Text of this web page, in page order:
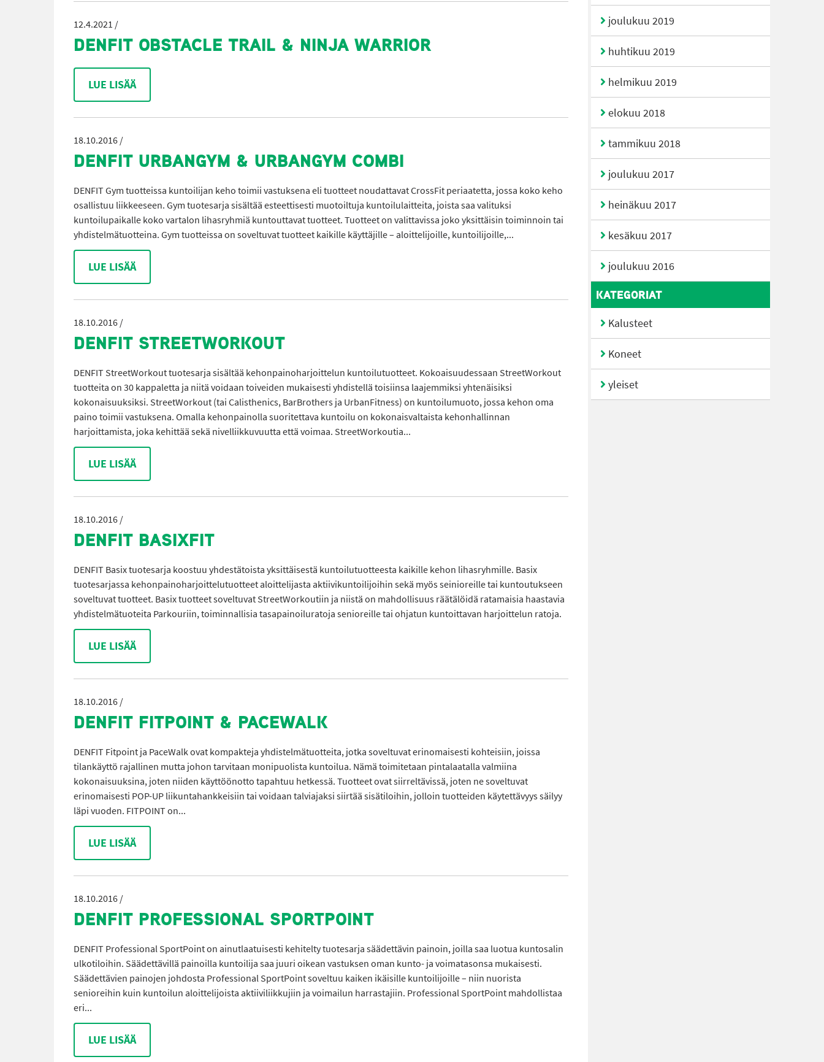
12.4.2021 /
DENFIT OBSTACLE TRAIL & NINJA WARRIOR
LUE LISÄÄ
18.10.2016 /
DENFIT URBANGYM & URBANGYM COMBI
DENFIT Gym tuotteissa kuntoilijan keho toimii vastuksena eli tuotteet noudattavat CrossFit periaatetta, jossa koko keho
osallistuu liikkeeseen. Gym tuotesarja sisältää esteettisesti muotoiltuja kuntoilulaitteita, joista saa valituksi
kuntoilupaikalle koko vartalon lihasryhmiä kuntouttavat tuotteet. Tuotteet on valittavissa joko yksittäisin toiminnoin tai
yhdistelmätuotteina. Gym tuotteissa on soveltuvat tuotteet kaikille käyttäjille – aloittelijoille, kuntoilijoille,...
LUE LISÄÄ
18.10.2016 /
DENFIT STREETWORKOUT
DENFIT StreetWorkout tuotesarja sisältää kehonpainoharjoittelun kuntoilutuotteet. Kokoaisuudessaan StreetWorkout
tuotteita on 30 kappaletta ja niitä voidaan toiveiden mukaisesti yhdistellä toisiinsa laajemmiksi yhtenäisiksi
kokonaisuuksiksi. StreetWorkout (tai Calisthenics, BarBrothers ja UrbanFitness) on kuntoilumuoto, jossa kehon oma
paino toimii vastuksena. Omalla kehonpainolla suoritettava kuntoilu on kokonaisvaltaista kehonhallinnan
harjoittamista, joka kehittää sekä nivelliikkuvuutta että voimaa. StreetWorkoutia...
LUE LISÄÄ
18.10.2016 /
DENFIT BASIXFIT
DENFIT Basix tuotesarja koostuu yhdestätoista yksittäisestä kuntoilutuotteesta kaikille kehon lihasryhmille. Basix
tuotesarjassa kehonpainoharjoittelutuotteet aloittelijasta aktiivikuntoilijoihin sekä myös seinioreille tai kuntoutukseen
soveltuvat tuotteet. Basix tuotteet soveltuvat StreetWorkoutiin ja niistä on mahdollisuus räätälöidä ratamaisia haastavia
yhdistelmätuoteita Parkouriin, toiminnallisia tasapainoiluratoja senioreille tai ohjatun kuntoittavan harjoittelun ratoja.
LUE LISÄÄ
18.10.2016 /
DENFIT FITPOINT & PACEWALK
DENFIT Fitpoint ja PaceWalk ovat kompakteja yhdistelmätuotteita, jotka soveltuvat erinomaisesti kohteisiin, joissa
tilankäyttö rajallinen mutta johon tarvitaan monipuolista kuntoilua. Nämä toimitetaan pintalaatalla valmiina
kokonaisuuksina, joten niiden käyttöönotto tapahtuu hetkessä. Tuotteet ovat siirreltävissä, joten ne soveltuvat
erinomaisesti POP-UP liikuntahankkeisiin tai voidaan talviajaksi siirtää sisätiloihin, jolloin tuotteiden käytettävyys säilyy
läpi vuoden. FITPOINT on...
LUE LISÄÄ
18.10.2016 /
DENFIT PROFESSIONAL SPORTPOINT
DENFIT Professional SportPoint on ainutlaatuisesti kehitelty tuotesarja säädettävin painoin, joilla saa luotua kuntosalin
ulkotiloihin. Säädettävillä painoilla kuntoilija saa juuri oikean vastuksen oman kunto- ja voimatasonsa mukaisesti.
Säädettävien painojen johdosta Professional SportPoint soveltuu kaiken ikäisille kuntoilijoille – niin nuorista
senioreihin kuin kuntoilun aloittelijoista aktiiviliikkujiin ja voimailun harrastajiin. Professional SportPoint mahdollistaa
eri...
LUE LISÄÄ
joulukuu 2019
huhtikuu 2019
helmikuu 2019
elokuu 2018
tammikuu 2018
joulukuu 2017
heinäkuu 2017
kesäkuu 2017
joulukuu 2016
KATEGORIAT
Kalusteet
Koneet
yleiset